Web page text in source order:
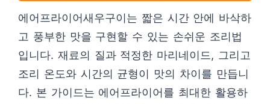
에어프라이어새우구이는 짧은 시간 안에 바삭하
고 풍부한 맛을 구현할 수 있는 손쉬운 조리법
입니다. 재료의 질과 적정한 마리네이드, 그리고
조리 온도와 시간의 균형이 맛의 차이를 만듭니
다. 본 가이드는 에어프라이어를 최대한 활용하